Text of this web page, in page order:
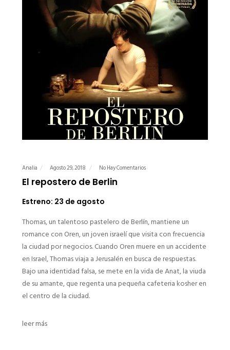
Analia Agosto 29, 2018 No Hay Comentarios
El repostero de Berlin
Estreno: 23 de agosto
Thomas, un talentoso pastelero de Berlín, mantiene un
romance con Oren, un joven israelí que visita con frecuencia
la ciudad por negocios. Cuando Oren muere en un accidente
en Israel, Thomas viaja a Jerusalén en busca de respuestas.
Bajo una identidad falsa, se mete en la vida de Anat, la viuda
de su amante, que regenta una pequeña cafeteria kosher en
el centro de la ciudad.
leer más